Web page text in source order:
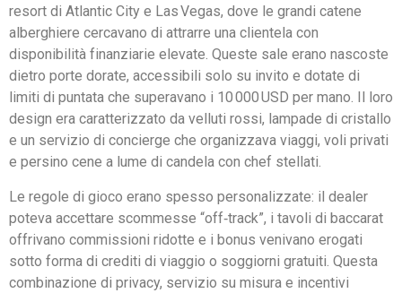
resort di Atlantic City e Las Vegas, dove le grandi catene
alberghiere cercavano di attrarre una clientela con
disponibilità finanziarie elevate. Queste sale erano nascoste
dietro porte dorate, accessibili solo su invito e dotate di
limiti di puntata che superavano i 10 000 USD per mano. Il loro
design era caratterizzato da velluti rossi, lampade di cristallo
e un servizio di concierge che organizzava viaggi, voli privati
e persino cene a lume di candela con chef stellati.
Le regole di gioco erano spesso personalizzate: il dealer
poteva accettare scommesse “off‑track”, i tavoli di baccarat
offrivano commissioni ridotte e i bonus venivano erogati
sotto forma di crediti di viaggio o soggiorni gratuiti. Questa
combinazione di privacy, servizio su misura e incentivi